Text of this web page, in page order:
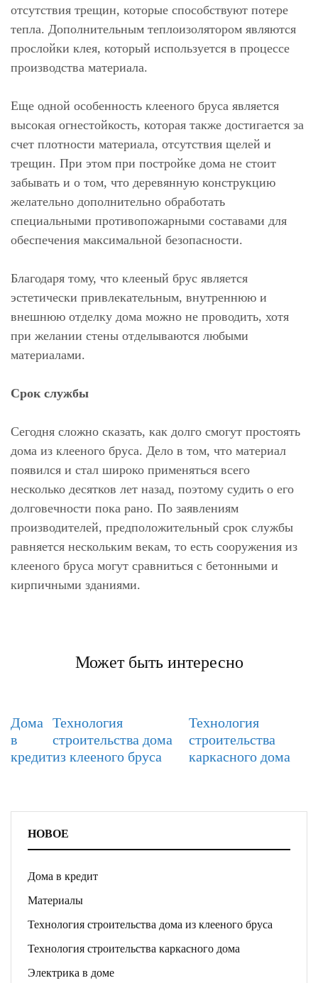
отсутствия трещин, которые способствуют потере
тепла. Дополнительным теплоизолятором являются
прослойки клея, который используется в процессе
производства материала.
Еще одной особенность клееного бруса является
высокая огнестойкость, которая также достигается за
счет плотности материала, отсутствия щелей и
трещин. При этом при постройке дома не стоит
забывать и о том, что деревянную конструкцию
желательно дополнительно обработать
специальными противопожарными составами для
обеспечения максимальной безопасности.
Благодаря тому, что клееный брус является
эстетически привлекательным, внутреннюю и
внешнюю отделку дома можно не проводить, хотя
при желании стены отделываются любыми
материалами.
Срок службы
Сегодня сложно сказать, как долго смогут простоять
дома из клееного бруса. Дело в том, что материал
появился и стал широко применяться всего
несколько десятков лет назад, поэтому судить о его
долговечности пока рано. По заявлениям
производителей, предположительный срок службы
равняется нескольким векам, то есть сооружения из
клееного бруса могут сравниться с бетонными и
кирпичными зданиями.
Может быть интересно
Дома
в
кредит
Технология
строительства дома
из клееного бруса
Технология
строительства
каркасного дома
НОВОЕ
Дома в кредит
Материалы
Технология строительства дома из клееного бруса
Технология строительства каркасного дома
Электрика в доме